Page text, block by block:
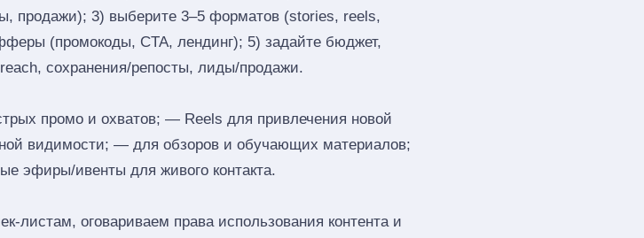
продажи); 3) выберите 3–5 форматов (stories, reels,
(промокоды, CTA, лендинг); 5) задайте бюджет,
сохранения/репосты, лиды/продажи.
промо и охватов; — Reels для привлечения новой
видимости; — для обзоров и обучающих материалов;
эфиры/ивенты для живого контакта.
оговариваем права использования контента и